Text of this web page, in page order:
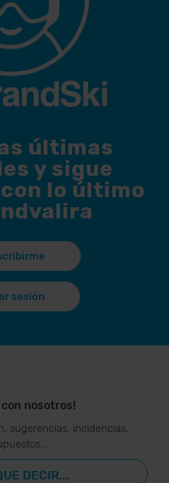
últimas
y sigue
lo último
sesión
con nosotros!
sugerencias, incidencias,
DECIR...